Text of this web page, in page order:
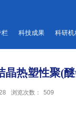
栏 科技成果 科研机
晶热塑性聚(
浏览次数： 509